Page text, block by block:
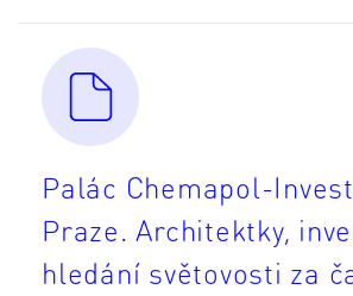
Palác Chemapol-
Praze. Architektky,
hledání světovosti za